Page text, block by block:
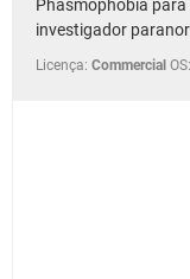
Phasmophobia para
investigador
Licença: Commercial OS: